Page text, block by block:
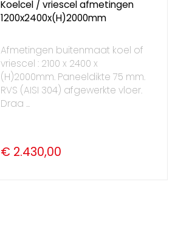
Koelcel / vriescel afmetingen
1200x2400x(H)2000mm
Afmetingen buitenmaat koel of
vriescel : 2100 x 2400 x
(H)2000mm. Paneeldikte 75 mm.
RVS (AISI 304) afgewerkte vloer.
Draa ...
€ 2.430,00